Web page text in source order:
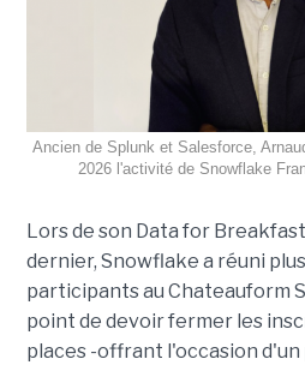
Ancien de Splunk et Salesforce,
2026 l'activité de Snowflake
Lors de son Data for Breakfast
dernier, Snowflake a réuni
participants au Chateauform
point de devoir fermer les
places -offrant l'occasion